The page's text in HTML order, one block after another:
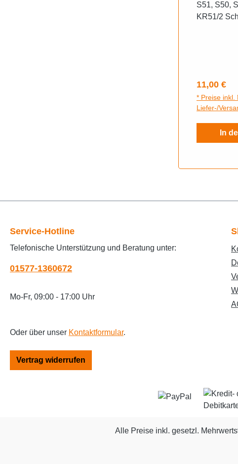
S51, S50,
KR51/2
Regulärer
11,00 €
* Preise inkl.
Liefer-/
In
Service-Hotline
Telefonische Unterstützung und Beratung unter:
01577-1360672
Mo-Fr, 09:00 - 17:00 Uhr
Oder über unser Kontaktformular.
Vertrag widerrufen
Alle Preise inkl. gesetzl.